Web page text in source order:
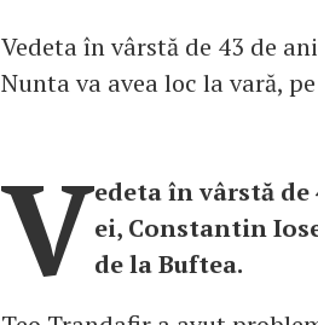
Vedeta în vârstă de 43 de
Nunta va avea loc la vară,
Vedeta în vârstă de
ei, Constantin
de la Buftea.